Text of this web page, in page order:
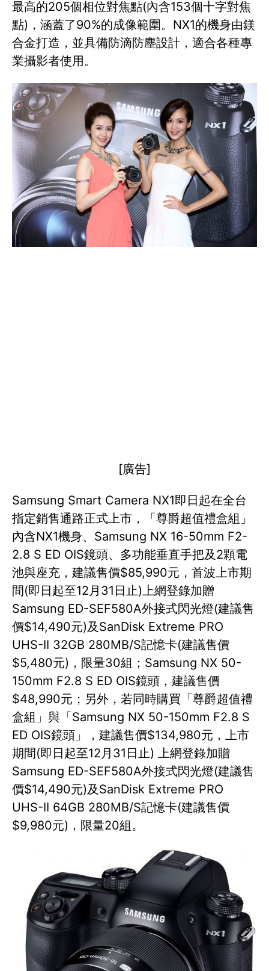
最高的205個相位對焦點(內含153個十字對焦
點)，涵蓋了90%的成像範圍。NX1的機身由鎂
合金打造，並具備防滴防塵設計，適合各種專
業攝影者使用。
[廣告]
Samsung Smart Camera NX1即日起在全台
指定銷售通路正式上市，「尊爵超值禮盒組」
內含NX1機身、Samsung NX 16-50mm F2-
2.8 S ED OIS鏡頭、多功能垂直手把及2顆電
池與座充，建議售價$85,990元，首波上市期
間(即日起至12月31日止)上網登錄加贈
Samsung ED-SEF580A外接式閃光燈(建議售
價$14,490元)及SanDisk Extreme PRO
UHS-II 32GB 280MB/S記憶卡(建議售價
$5,480元)，限量30組；Samsung NX 50-
150mm F2.8 S ED OIS鏡頭，建議售價
$48,990元；另外，若同時購買「尊爵超值禮
盒組」與「Samsung NX 50-150mm F2.8 S
ED OIS鏡頭」，建議售價$134,980元，上市
期間(即日起至12月31日止) 上網登錄加贈
Samsung ED-SEF580A外接式閃光燈(建議售
價$14,490元)及SanDisk Extreme PRO
UHS-II 64GB 280MB/S記憶卡(建議售價
$9,980元)，限量20組。